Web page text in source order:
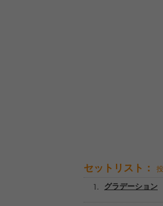
セットリスト：
グラデーション